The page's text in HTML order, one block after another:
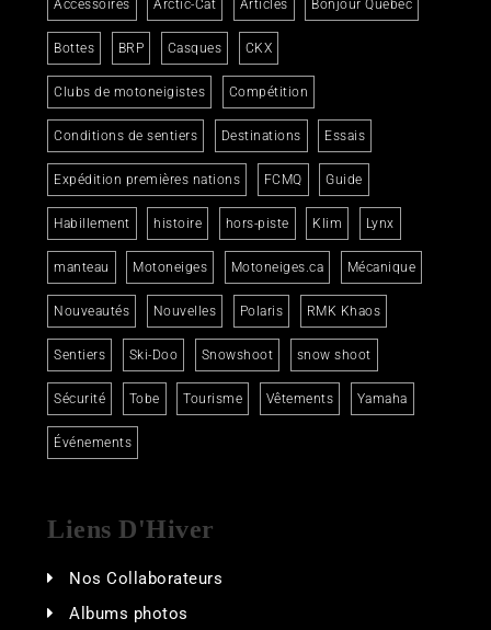
Accessoires Arctic-Cat Articles Bonjour Québec
Bottes BRP Casques CKX
Clubs de motoneigistes Compétition
Conditions de sentiers Destinations Essais
Expédition premières nations FCMQ Guide
Habillement histoire hors-piste Klim Lynx
manteau Motoneiges Motoneiges.ca Mécanique
Nouveautés Nouvelles Polaris RMK Khaos
Sentiers Ski-Doo Snowshoot snow shoot
Sécurité Tobe Tourisme Vêtements Yamaha
Événements
Liens D'Hiver
Nos Collaborateurs
Albums photos